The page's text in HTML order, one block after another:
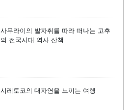
사무라이의 발자취를 따라 떠나는 고후
의 전국시대 역사 산책
시레토코의 대자연을 느끼는 여행